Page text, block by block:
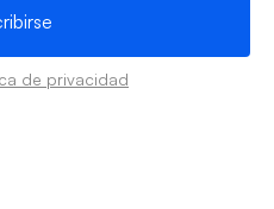
de privacidad